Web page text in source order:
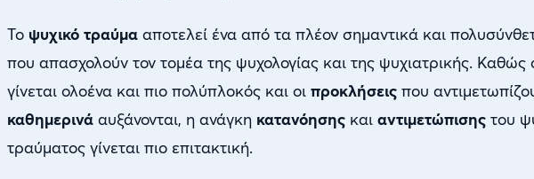
Το ψυχικό τραύμα αποτελεί ένα από τα πλέον σημαντικά και
που απασχολούν τον τομέα της ψυχολογίας και της ψυχιατρικής.
γίνεται ολοένα και πιο πολύπλοκός και οι προκλήσεις που
καθημερινά αυξάνονται, η ανάγκη κατανόησης και αντιμετώπισης του
τραύματος γίνεται πιο επιτακτική.